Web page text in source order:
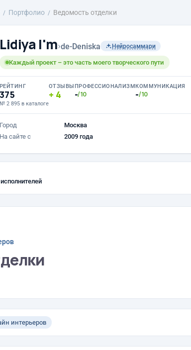
Портфолио Ведомость отделки
Lidiya I'm›de-Deniska Нейросаммари
Каждый проект – это часть моего творческого пути
РЕЙТИНГ
375
№ 2 895 в каталоге
ОТЗЫВЫ
4
ПРОФЕССИОНАЛИЗМ
-/10
КОММУНИКАЦИЯ
-/10
Город
Москва
На сайте с
2009 года
интерьеров